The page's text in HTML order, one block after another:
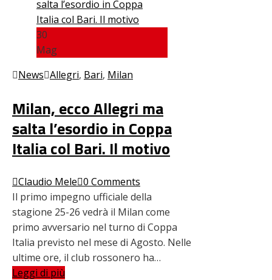
30
Mag
News Allegri, Bari, Milan
Milan, ecco Allegri ma
salta l’esordio in Coppa
Italia col Bari. Il motivo
Claudio Mele 0 Comments
Il primo impegno ufficiale della
stagione 25-26 vedrà il Milan come
primo avversario nel turno di Coppa
Italia previsto nel mese di Agosto. Nelle
ultime ore, il club rossonero ha…
Leggi di più